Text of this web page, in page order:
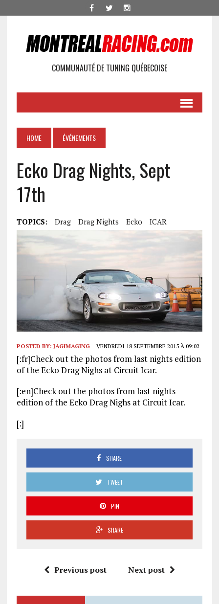
COMMUNAUTÉ DE TUNING QUÉBECOISE
HOME ÉVÉNEMENTS
Ecko Drag Nights, Sept
17th
TOPICS: Drag Drag Nights Ecko ICAR
POSTED BY: JAGIMAGING VENDREDI 18 SEPTEMBRE 2015 À 09:02
[:fr]Check out the photos from last nights edition
of the Ecko Drag Nighs at Circuit Icar.
[:en]Check out the photos from last nights
edition of the Ecko Drag Nighs at Circuit Icar.
[:]
SHARE
TWEET
PIN
SHARE
Previous post Next post